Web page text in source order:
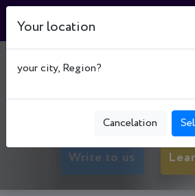
МАГАЗИН
Tsentral'no-Mis'kyi р-н, просп.
Write to us
Your location
your city, Region?
Cancelation